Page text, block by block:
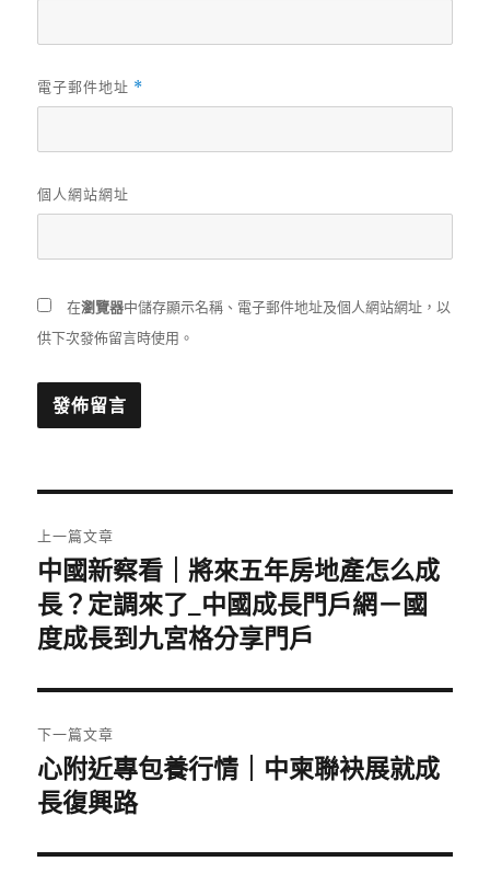
電子郵件地址 *
個人網站網址
在瀏覽器中儲存顯示名稱、電子郵件地址及個人網站網址，以
供下次發佈留言時使用。
章
導
覽
上一篇文章
上
一
篇
章:
中國新察看｜將來五年房地產怎么成
長？定調來了_中國成長門戶網－國
度成長到九宮格分享門戶
下一篇文章
下
一
文
心附近專包養行情｜中柬聯袂展就成
長復興路